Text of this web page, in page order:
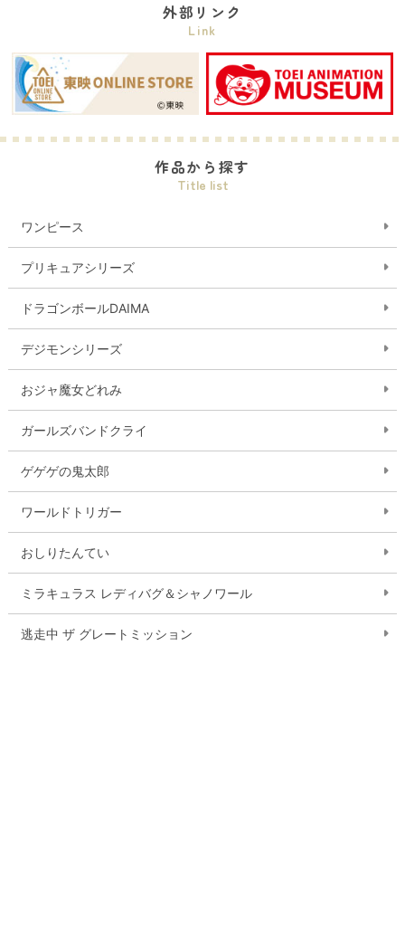
外部リンク
Link
作品から探す
Title list
ワンピース
プリキュアシリーズ
ドラゴンボールDAIMA
デジモンシリーズ
おジャ魔女どれみ
ガールズバンドクライ
ゲゲゲの鬼太郎
ワールドトリガー
おしりたんてい
ミラキュラス レディバグ＆シャノワール
逃走中 ザ グレートミッション